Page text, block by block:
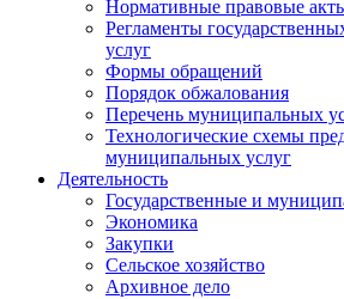
Нормативные правовые
Регламенты
услуг
Формы обращений
Порядок обжалования
Перечень муниципальных
Технологические схемы
муниципальных услуг
Деятельность
Государственные и
Экономика
Закупки
Сельское хозяйство
Архивное дело